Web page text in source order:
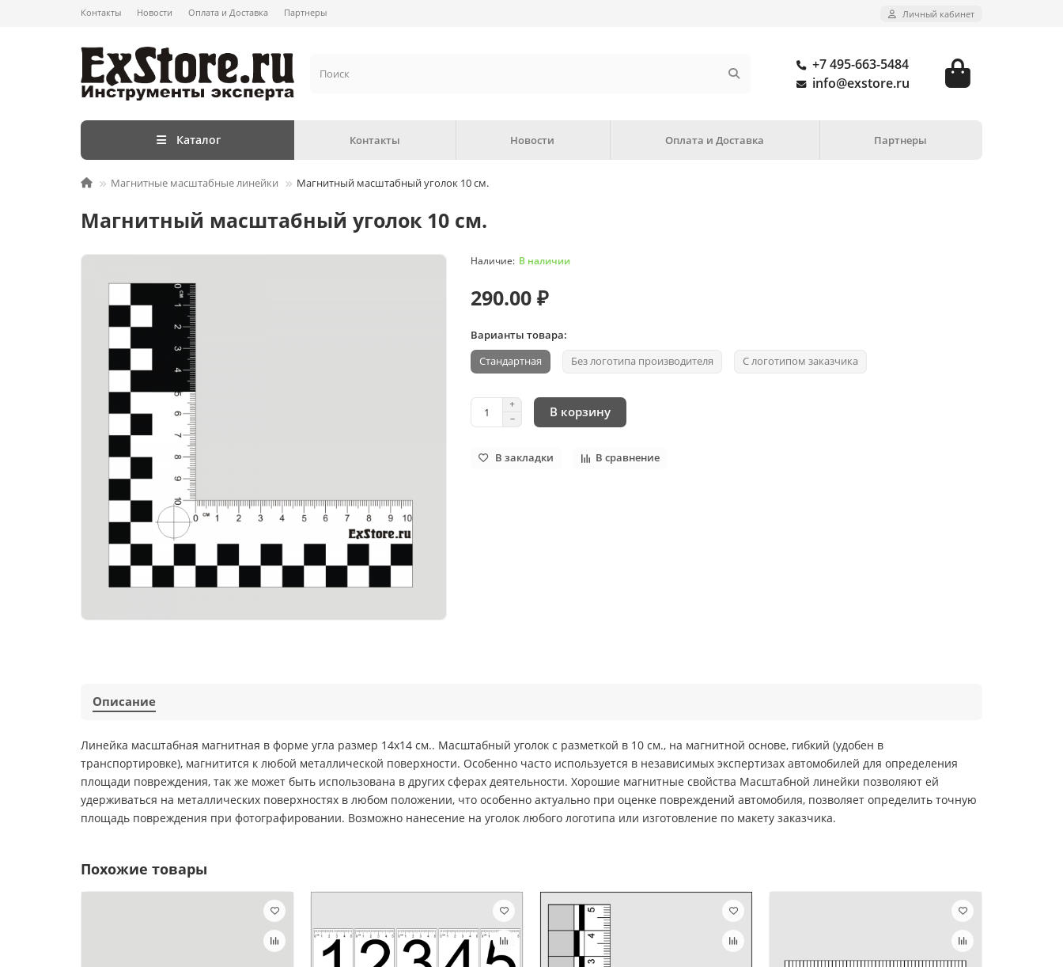
Контакты Новости Оплата и Доставка Партнеры Личный кабинет
+7 495-663-5484
info@exstore.ru
Каталог Контакты Новости Оплата и Доставка Партнеры
Магнитные масштабные линейки Магнитный масштабный уголок 10 см.
Магнитный масштабный уголок 10 см.
В наличии
290.00 ₽
Варианты товара:
Стандартная Без логотипа производителя С логотипом заказчика
В корзину
В закладки В сравнение
Описание
Линейка масштабная магнитная в форме угла размер 14х14 см.. Масштабный уголок с разметкой в 10 см., на магнитной основе, гибкий (удобен в
транспортировке), магнитится к любой металлической поверхности. Особенно часто используется в независимых экспертизах автомобилей для определения
площади повреждения, так же может быть использована в других сферах деятельности. Хорошие магнитные свойства Масштабной линейки позволяют ей
удерживаться на металлических поверхностях в любом положении, что особенно актуально при оценке повреждений автомобиля, позволяет определить точную
площадь повреждения при фотографировании. Возможно нанесение на уголок любого логотипа или изготовление по макету заказчика.
Похожие товары